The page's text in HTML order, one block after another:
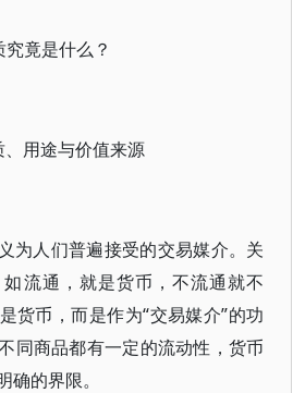
竟是什么？
用途与价值来源
为人们普遍接受的交易媒介。关
流通，就是货币，不流通就不
货币，而是作为“交易媒介”的功
同商品都有一定的流动性，货币
的界限。